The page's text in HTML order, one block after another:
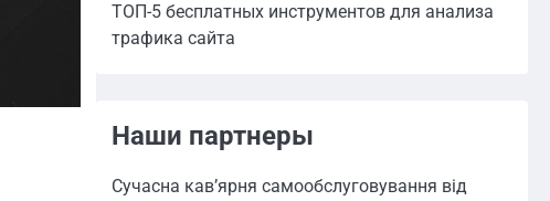
ТОП-5 бесплатных инструментов для анализа
трафика сайта
Наши партнеры
Сучасна кав’ярня самообслуговування від